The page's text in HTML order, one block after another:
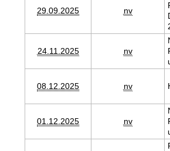
29.09.2025 nv
24.11.2025 nv
08.12.2025 nv
01.12.2025 nv